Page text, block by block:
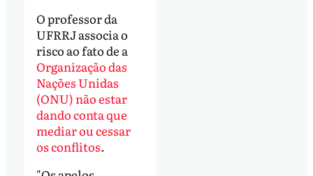
O professor da
UFRRJ associa o
risco ao fato de a
Organização das
Nações Unidas
(ONU) não estar
dando conta que
mediar ou cessar
os conflitos.